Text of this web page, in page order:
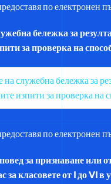
по електронен
бележка за
за проверка на
на служебна бележка за
изпити за проверка на
по електронен
за признаване или
за класовете от I до VI в